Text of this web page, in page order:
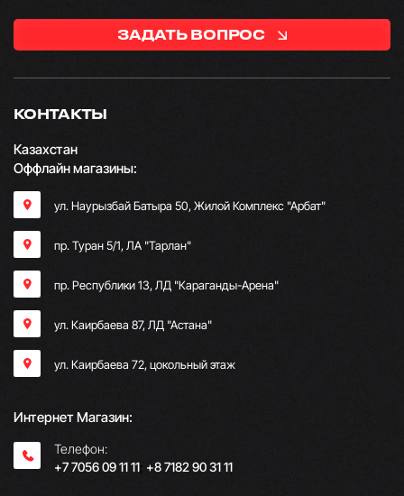
КОНТАКТЫ
Казахстан
Оффлайн магазины:
ул. Наурызбай Батыра 50, Жилой Комплекс "Арбат"
пр. Туран 5/1, ЛА "Тарлан"
пр. Республики 13, ​ЛД "Караганды-Арена"
ул. Каирбаева 87, ЛД "Астана"
ул. Каирбаева 72, цокольный этаж
Интернет Магазин:
Телефон:
+7 7056 09 11 11; +8 7182 90 31 11
ЗАДАТЬ ВОПРОС